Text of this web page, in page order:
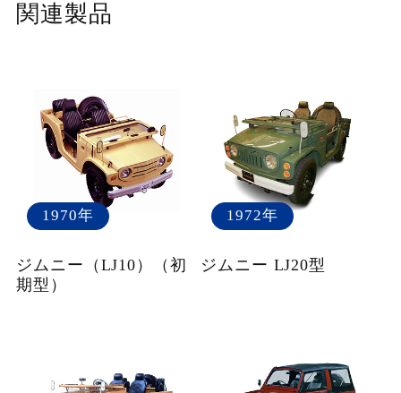
関連製品
1970年
ジムニー（LJ10）（初
期型）
1972年
ジムニー LJ20型